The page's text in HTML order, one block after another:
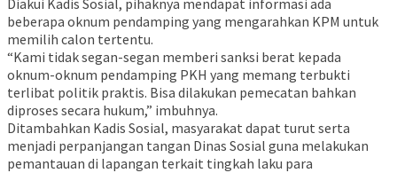
Diakui Kadis Sosial, pihaknya mendapat informasi ada
beberapa oknum pendamping yang mengarahkan KPM untuk
memilih calon tertentu.
“Kami tidak segan-segan memberi sanksi berat kepada
oknum-oknum pendamping PKH yang memang terbukti
terlibat politik praktis. Bisa dilakukan pemecatan bahkan
diproses secara hukum,” imbuhnya.
Ditambahkan Kadis Sosial, masyarakat dapat turut serta
menjadi perpanjangan tangan Dinas Sosial guna melakukan
pemantauan di lapangan terkait tingkah laku para